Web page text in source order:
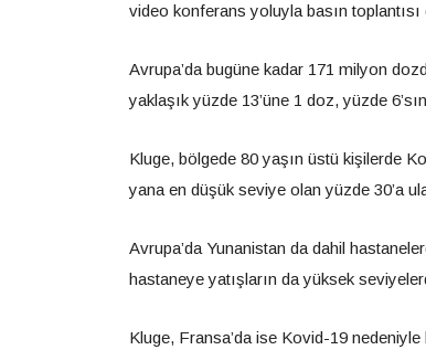
video konferans yoluyla basın toplantısı
Avrupa’da bugüne kadar 171 milyon
yaklaşık yüzde 13’üne 1 doz, yüzde
Kluge, bölgede 80 yaşın üstü kişilerde
yana en düşük seviye olan yüzde 30’a
Avrupa’da Yunanistan da dahil
hastaneye yatışların da yüksek
Kluge, Fransa’da ise Kovid-19